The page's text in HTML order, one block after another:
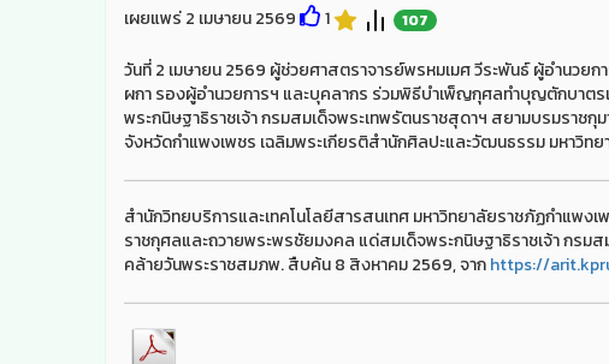
เผยแพร่ 2 เมษายน 2569 1 107
วันที่ 2 เมษายน 2569 ผู้ช่วยศาสตราจารย์พรหมเมศ วีระพันธ์ ผู้อำนวย
ผกา รองผู้อำนวยการฯ และบุคลากร ร่วมพิธีบำเพ็ญกุศลทำบุญตักบาต
พระกนิษฐาธิราชเจ้า กรมสมเด็จพระเทพรัตนราชสุดาฯ สยามบรมรา
จังหวัดกำแพงเพชร เฉลิมพระเกียรติสำนักศิลปะและวัฒนธรรม มหาวิท
สำนักวิทยบริการและเทคโนโลยีสารสนเทศ มหาวิทยาลัยราชภัฏกำแพ
ราชกุศลและถวายพระพรชัยมงคล แด่สมเด็จพระกนิษฐาธิราชเจ้า กรม
คล้ายวันพระราชสมภพ. สืบค้น 8 สิงหาคม 2569, จากhttps://